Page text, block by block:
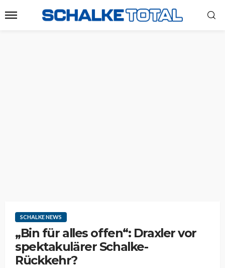
SCHALKE NEWS
„Bin für alles offen“: Draxler vor
spektakulärer Schalke-
Rückkehr?